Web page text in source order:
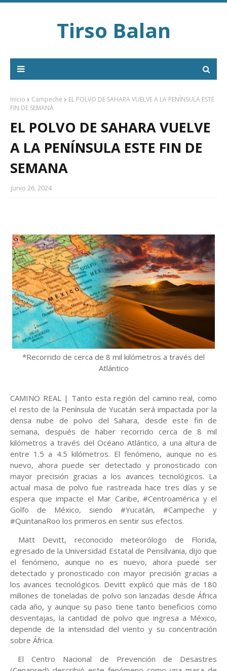
Tirso Balan
Inicio Campeche
EL POLVO DE SAHARA VUELVE A LA PENÍNSULA ESTE
FIN DE SEMANA
EL POLVO DE SAHARA VUELVE
A LA PENÍNSULA ESTE FIN DE
SEMANA
junio 26, 2024
*Recorrido de cerca de 8 mil kilómetros a través del
Atlántico
CAMINO REAL | Tanto esta región del camino real, como
el resto de la Península de Yucatán será impactada por la
densa nube de polvo del Sahara, desde este fin de
semana, después de haber recorrido cerca de 8 mil
kilómetros a través del Océano Atlántico, a una altura de
entre 1.5 a 4.5 kilómetros. El fenómeno, aunque no es
nuevo, ahora puede ser detectado y pronosticado con
mayor precisión gracias a los avances tecnológicos. La
actual masa de polvo fue rastreada hace tres días y se
espera que impacte el Mar Caribe, #Centroamérica y el
Golfo de México, siendo #Yucatán, #Campeche y
#QuintanaRoo los primeros en sentir sus efectos.
Matt Devitt, reconocido meteorólogo de Florida,
egresado de la Universidad Estatal de Pensilvania, dijo que
el fenómeno, aunque no es nuevo, ahora puede ser
detectado y pronosticado con mayor precisión gracias a
los avances tecnológicos. Devitt explicó que más de 180
millones de toneladas de polvo son lanzadas desde África
cada año, y aunque su paso tiene tanto beneficios como
desventajas, la cantidad de polvo que ingresa a México,
depende de la intensidad del viento y su concentración
sobre África.
El Centro Nacional de Prevención de Desastres